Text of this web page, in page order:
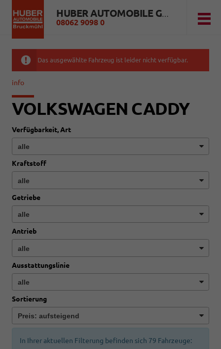
HUBER AUTOMOBILE GMBH
08062 9098 0
Das ausgewählte Fahrzeug ist leider nicht verfügbar.
info
VOLKSWAGEN CADDY
Verfügbarkeit, Art
Kraftstoff
Getriebe
Antrieb
Ausstattungslinie
Sortierung
In Ihrer aktuellen Filterung befinden sich 79 Fahrzeuge: